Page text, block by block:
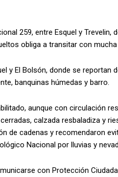
259, entre Esquel y Trevelin,
obliga a transitar con
y El Bolsón, donde se reportan
banquinas húmedas y barro.
aunque con circulación
calzada resbaladiza y
de cadenas y recomendaron
Nacional por lluvias y
con Protección